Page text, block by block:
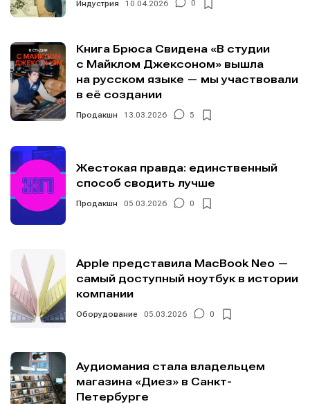
Индустрия 10.04.2026 0
Книга Брюса Свидена «В студии
с Майклом Джексоном» вышла
на русском языке — мы участвовали
в её создании
Продакшн 13.03.2026 5
Жестокая правда: единственный
способ сводить лучше
Продакшн 05.03.2026 0
Apple представила MacBook Neo —
самый доступный ноутбук в истории
компании
Оборудование 05.03.2026 0
Аудиомания стала владельцем
магазина «Диез» в Санкт-
Петербурге